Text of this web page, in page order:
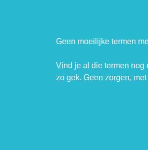
Geen moeilijke termen
Vind je al die termen nog
zo gek. Geen zorgen,